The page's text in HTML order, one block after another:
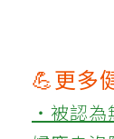
💪更多
‧被認為